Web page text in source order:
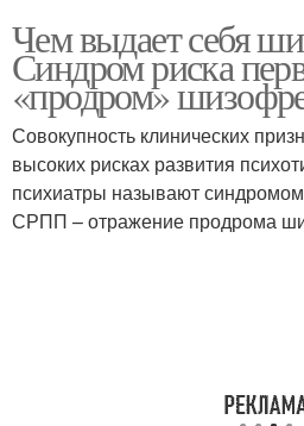
Чем выдает себя
Синдром риска
«продром»
Совокупность клинических
высоких рисках развития
психиатры называют
СРПП – отражение продрома